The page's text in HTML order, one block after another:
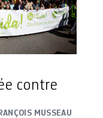
contre
MUSSEAU